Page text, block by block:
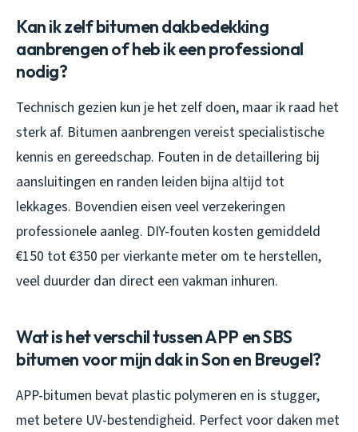
Kan ik zelf bitumen dakbedekking
aanbrengen of heb ik een professional
nodig?
Technisch gezien kun je het zelf doen, maar ik raad het
sterk af. Bitumen aanbrengen vereist specialistische
kennis en gereedschap. Fouten in de detaillering bij
aansluitingen en randen leiden bijna altijd tot
lekkages. Bovendien eisen veel verzekeringen
professionele aanleg. DIY-fouten kosten gemiddeld
€150 tot €350 per vierkante meter om te herstellen,
veel duurder dan direct een vakman inhuren.
Wat is het verschil tussen APP en SBS
bitumen voor mijn dak in Son en Breugel?
APP-bitumen bevat plastic polymeren en is stugger,
met betere UV-bestendigheid. Perfect voor daken met